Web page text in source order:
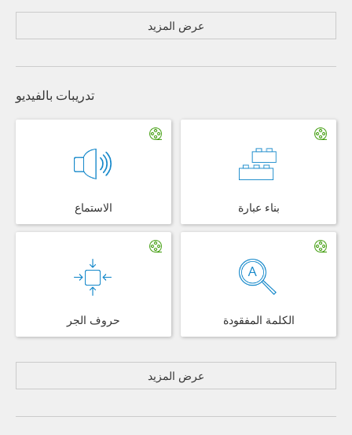
عرض المزيد
تدريبات بالفيديو
الاستماع بناء عبارة
حروف الجر الكلمة المفقودة
عرض المزيد